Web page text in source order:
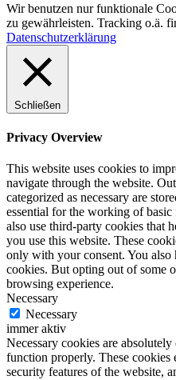
Wir benutzen nur funktionale
zu gewährleisten. Tracking o.ä.
Datenschutzerklärung
Schließen
Privacy Overview
This website uses cookies to
navigate through the website.
categorized as necessary are
essential for the working of
also use third-party cookies that
you use this website. These
only with your consent. You also
cookies. But opting out of some
browsing experience.
Necessary
Necessary
immer aktiv
Necessary cookies are
function properly. These cookies
security features of the website,